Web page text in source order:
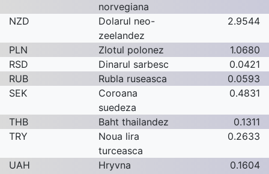
norvegiana
NZD
Dolarul neo-
zeelandez
2.9544
PLN Zlotul polonez
1.0680
RSD
Dinarul sarbesc
0.0421
RUB
Rubla ruseasca
0.0593
SEK
Coroana
suedeza
0.4831
THB Baht thailandez
0.1311
TRY
Noua lira
turceasca
0.2633
UAH
Hryvna
0.1604